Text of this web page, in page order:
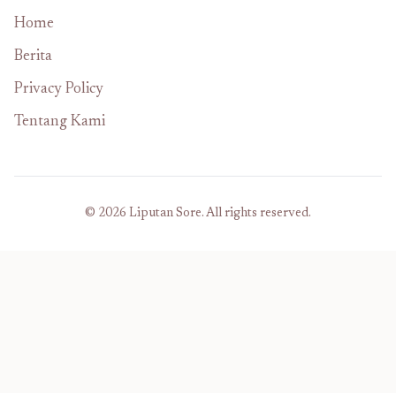
Home
Berita
Privacy Policy
Tentang Kami
© 2026 Liputan Sore. All rights reserved.